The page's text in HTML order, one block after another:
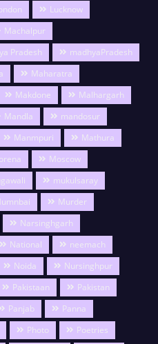
Lucknow
Machalpur
Pradesh
madhyaPradesh
Maharatra
Makdone
Malhargarh
Mandla
mandosur
Manmpuri
Mathura
Moscow
mukulsaray
Murder
Narsinghgarh
National
neemach
Noida
Nursinghpur
Pakistaan
Pakistan
Panjab
Panna
Photo
Poetries